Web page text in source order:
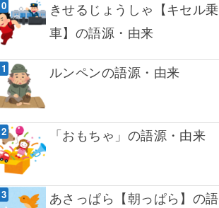
きせるじょうしゃ【キセル乗
車】の語源・由来
ルンペンの語源・由来
「おもちゃ」の語源・由来
あさっぱら【朝っぱら】の語